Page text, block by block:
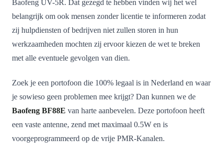
Baofeng UV-5R. Dat gezegd te hebben vinden wij het wel
belangrijk om ook mensen zonder licentie te informeren zodat
zij hulpdiensten of bedrijven niet zullen storen in hun
werkzaamheden mochten zij ervoor kiezen de wet te breken
met alle eventuele gevolgen van dien.
Zoek je een portofoon die 100% legaal is in Nederland en waar
je sowieso geen problemen mee krijgt? Dan kunnen we de
Baofeng BF88E van harte aanbevelen. Deze portofoon heeft
een vaste antenne, zend met maximaal 0.5W en is
voorgeprogrammeerd op de vrije PMR-Kanalen.